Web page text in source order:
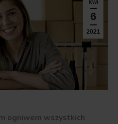
kwi
6
2021
ogniwem wszystkich